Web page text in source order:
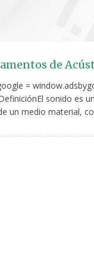
de
=
sonido es
un medio material,